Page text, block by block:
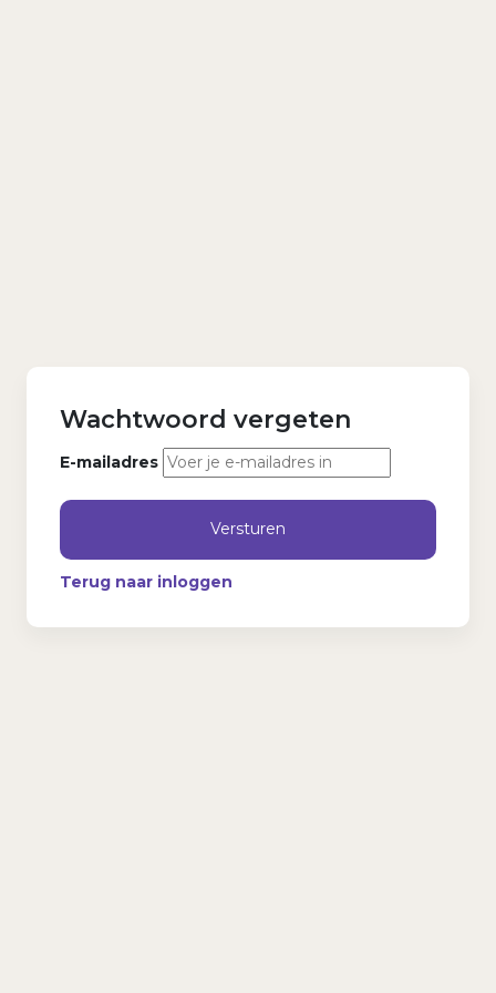
Wachtwoord vergeten
E-mailadres
Versturen
Terug naar inloggen